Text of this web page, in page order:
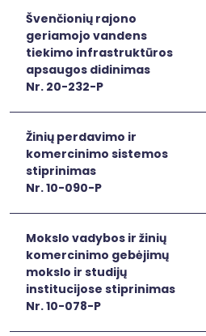
Švenčionių rajono
geriamojo vandens
tiekimo infrastruktūros
apsaugos didinimas
Nr. 20-232-P
Žinių perdavimo ir
komercinimo sistemos
stiprinimas
Nr. 10-090-P
Mokslo vadybos ir žinių
komercinimo gebėjimų
mokslo ir studijų
institucijose stiprinimas
Nr. 10-078-P